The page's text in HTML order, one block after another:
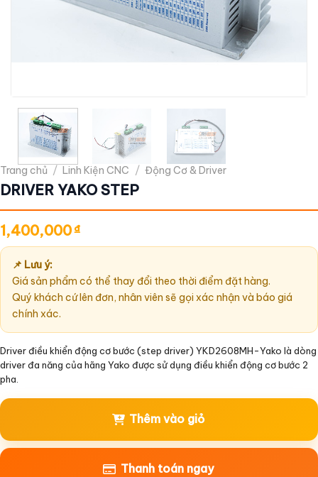
Trang chủ / Linh Kiện CNC / Động Cơ & Driver
DRIVER YAKO STEP
1,400,000₫
📌 Lưu ý:
Giá sản phẩm có thể thay đổi theo thời điểm đặt hàng.
Quý khách cứ lên đơn, nhân viên sẽ gọi xác nhận và báo giá
chính xác.
Driver điều khiển động cơ bước (step driver) YKD2608MH-Yako là dòng
driver đa năng của hãng Yako được sử dụng điều khiển động cơ bước 2
pha.
Thêm vào giỏ
Thanh toán ngay